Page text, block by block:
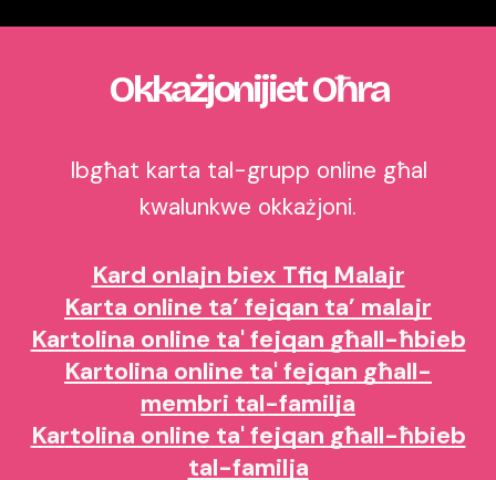
Okkażjonijiet Oħra
Ibgħat karta tal-grupp online għal
kwalunkwe okkażjoni.
Kard onlajn biex Tfiq Malajr
Karta online ta’ fejqan ta’ malajr
Kartolina online ta' fejqan għall-ħbieb
Kartolina online ta' fejqan għall-
membri tal-familja
Kartolina online ta' fejqan għall-ħbieb
tal-familja